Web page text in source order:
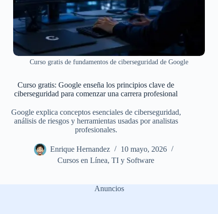
Curso gratis de fundamentos de ciberseguridad de Google
Curso gratis: Google enseña los principios clave de
ciberseguridad para comenzar una carrera profesional
Google explica conceptos esenciales de ciberseguridad,
análisis de riesgos y herramientas usadas por analistas
profesionales.
Enrique Hernandez
10 mayo, 2026
Cursos en Línea, TI y Software
Anuncios